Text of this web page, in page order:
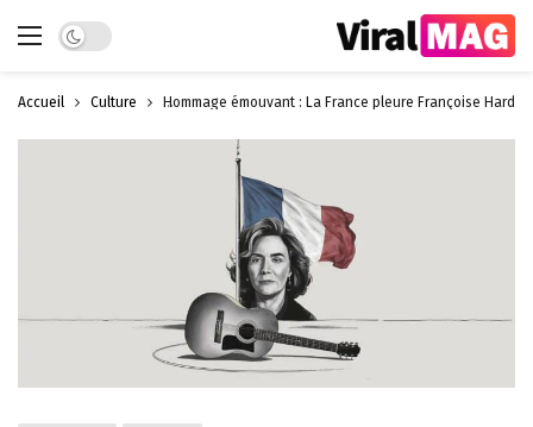
Dark mode
Accueil Culture Hommage émouvant : La France pleure Françoise Hardy